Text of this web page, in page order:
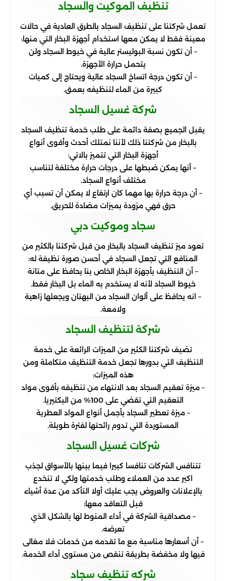
تنظيف الموكيت والسجاد
تعمل شركتنا على تنظيف السجاد بالطرق العادية في حالات
معينة فقط لا يمكن معها استخدام أجهزة البخار التي منها:
– أن تكون نسبة البوليستر عالية في خيوط السجاد ولن
يتحمل حرارة الأجهزة.
– أن تكون درجة اتساخ السجاد عالية ويحتاج إلى كميات
كبيرة من الماء لتنظيفه بعمق.
شركة غسيل السجاد
يقبل الجميع بصفة دائمة على طلب خدمة تنظيف السجاد
بالبخار من شركتنا ذلك لأننا نمتلك أحدث وأقوى أنواع
أجهزة البخار التي تتميز بالاتي:
– أنها يمكن ضبطها على درجات حرارة مختلفة لتناسب
مختلف أنواع السجاد.
– أن درجة حرارة بها مهما كان ارتفاع لا يمكن أن تسبب أي
حرق فهي مزودة بميزات مضادة للحريق.
سجاد وموكيت دبي
تعود ميز تنظيف السجاد بالبخار من قبل شركتنا بالكثير من
المنافع التي تجعل السجاد في أحسن صورة نظيفة له:
– أن التنظيف بأجهزة البخار الخاص بنا يحافظ على متانة
خيوط السجاد لأنه لا يستخدم به الماء بل البخار فقط.
– انه يحافظ على ألوان السجاد من البهتان ويجعلها زاهية
ولامعة.
شركة لتنظيف السجاد
تضيف شركتنا الكثير من الميزات الرائعة على خدمة
التنظيف التي بدورها تجعل خدمة التنظيف متكاملة ومن
هذه الميزات:
– ميزة تعقيم السجاد بعد الانتهاء من تنظيفه بأقوى مواد
التعقيم التي تقضي على 100% من البكتيريا.
– ميزة تعطير السجاد بأجمل أنواع المواد العطرية
المستوردة التي تدوم رائحتها لفترة طويلة.
شركات غسيل السجاد
تتنافس الشركات تنافسا كبيرا فيما بينها بالأسواق لجذب
اكبر عدد من العملاء وطلب خدمتها ولكي لا تنخدع
بالإعلانات والعروض يجب عليك أولا التأكد من عدة أشياء
قبل التعاقد معها:
– مصداقية الشركة في أداء المنوط لها بالشكل الذي
تعرضه.
– أن أسعارها مناسبة مع ما تقدمه من خدمات فلا مغالى
فيها ولا مخفضة بطريقة تنقص من مستوى أداء الخدمة.
شركه تنظيف سجاد